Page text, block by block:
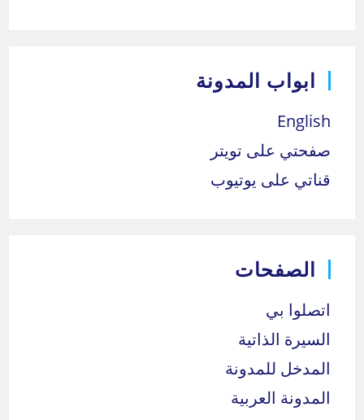
ابواب المدونة
English
صفحتي على تويتر
قناتي على يوتيوب
الصفحات
اتصلوا بي
السيرة الذاتية
المدخل للمدونة
المدونة العربية